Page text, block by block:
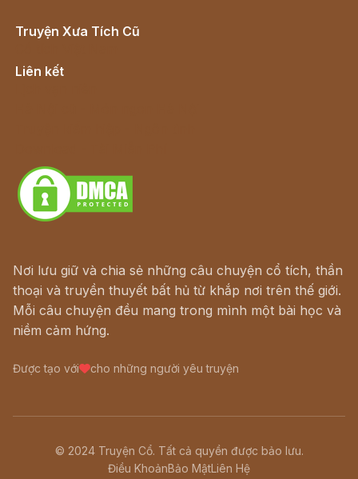
Truyện Xưa Tích Cũ
Liên kết
Nơi lưu giữ và chia sẻ những câu chuyện cổ tích, thần
thoại và truyền thuyết bất hủ từ khắp nơi trên thế giới.
Mỗi câu chuyện đều mang trong mình một bài học và
niềm cảm hứng.
Được tạo với cho những người yêu truyện
© 2024 Truyện Cổ. Tất cả quyền được bảo lưu.
Điều KhoảnBảo MậtLiên Hệ